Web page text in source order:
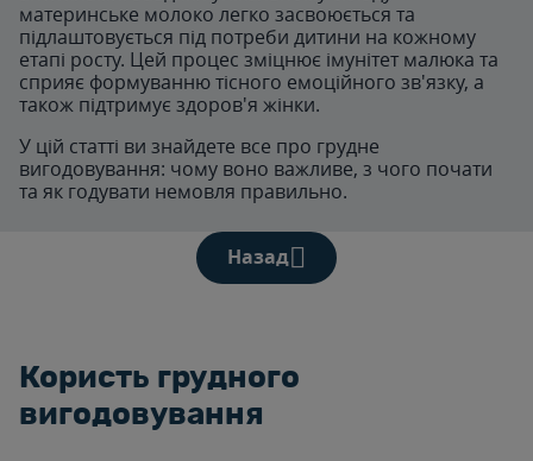
материнське молоко легко засвоюється та
підлаштовується під потреби дитини на кожному
етапі росту. Цей процес зміцнює імунітет малюка та
сприяє формуванню тісного емоційного зв'язку, а
також підтримує здоров'я жінки.
У цій статті ви знайдете все про грудне
вигодовування: чому воно важливе, з чого почати
та як годувати немовля правильно.
Назад
Користь грудного
вигодовування